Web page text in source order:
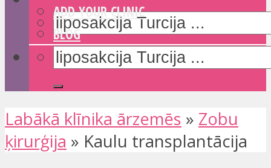
ADD YOUR CLINIC
BLOG
Labākā klīnika ārzemēs » Zobu
ķirurģija » Kaulu transplantācija